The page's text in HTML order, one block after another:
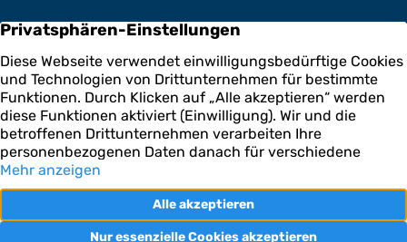
Unsere Leistungen
Hausverwaltung Straelen
Im Bereich der Hausverwaltung kooperieren wir mit der
Teeuwen Hausverwaltungs GmbH. Fachkundig für Ihre
Immobilien.
Zur Hausverwaltung